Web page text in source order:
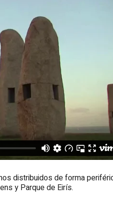
distribuidos de forma
y Parque de Eirís.